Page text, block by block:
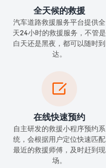
全天候的救援
汽车道路救援服务平台提供全
天24小时的救援服务，不管是
白天还是黑夜，都可以随时到
达。

在线快速预约
自主研发的救援小程序预约系
统，会根据用户定位快速匹配
最近的救援师傅，及时赶到现
场。